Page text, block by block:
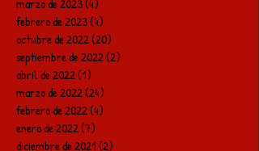
marzo de 2023(4)
febrero de 2023(4)
octubre de 2022(20)
septiembre de 2022(2)
abril de 2022(1)
marzo de 2022(24)
febrero de 2022(4)
enero de 2022(7)
diciembre de 2021(2)